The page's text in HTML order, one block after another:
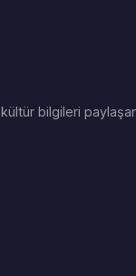
bilgileri